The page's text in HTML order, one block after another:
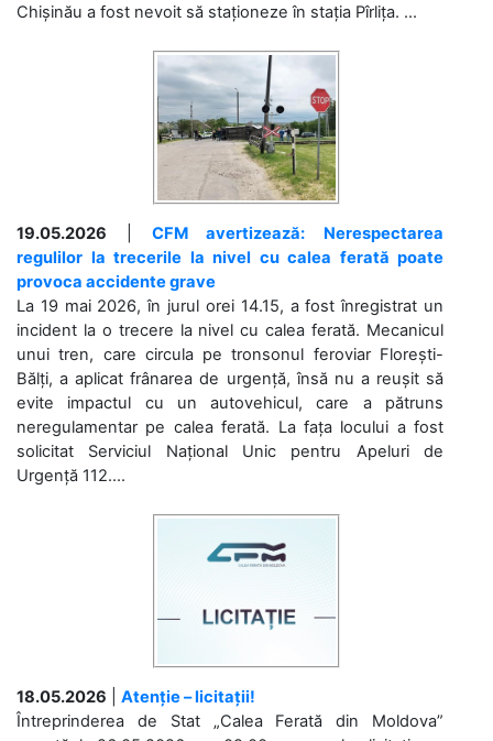
Chișinău a fost nevoit să staționeze în stația Pîrlița. ...
19.05.2026
CFM avertizează: Nerespectarea
regulilor la trecerile la nivel cu calea ferată poate
provoca accidente grave
La 19 mai 2026, în jurul orei 14.15, a fost înregistrat un
incident la o trecere la nivel cu calea ferată. Mecanicul
unui tren, care circula pe tronsonul feroviar Florești-
Bălți, a aplicat frânarea de urgență, însă nu a reușit să
evite impactul cu un autovehicul, care a pătruns
neregulamentar pe calea ferată. La fața locului a fost
solicitat Serviciul Național Unic pentru Apeluri de
Urgență 112....
18.05.2026
Atenție – licitații!
Întreprinderea de Stat „Calea Ferată din Moldova”